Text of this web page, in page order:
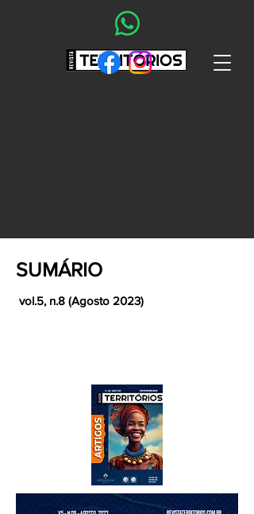
SUMÁRIO
vol.5, n.8 (Agosto 2023)